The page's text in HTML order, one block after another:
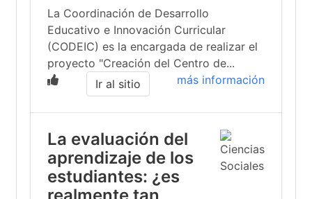
La Coordinación de Desarrollo
Educativo e Innovación Curricular
(CODEIC) es la encargada de realizar el
proyecto "Creación del Centro de...
más información
Ir al sitio
La evaluación del
aprendizaje de los
estudiantes: ¿es